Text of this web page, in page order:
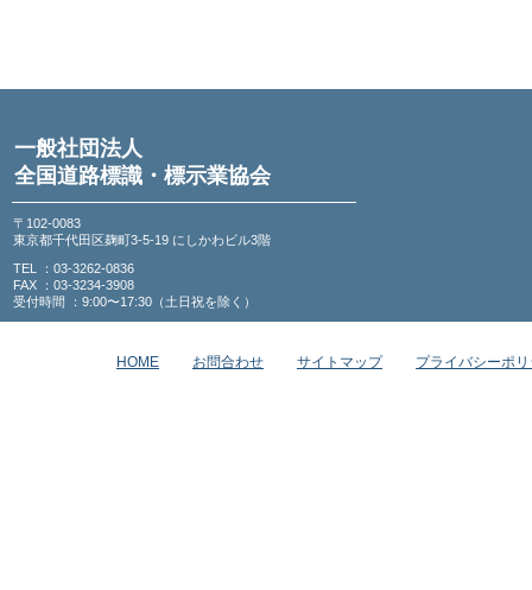
一般社団法人
全国道路標識・標示業協会
〒102-0083
東京都千代田区麹町3-5-19 にしかわビル3階
TEL ：03-3262-0836
FAX ：03-3234-3908
受付時間 ：9:00〜17:30（土日祝を除く）
HOME お問合わせ サイトマップ プライバシーポ